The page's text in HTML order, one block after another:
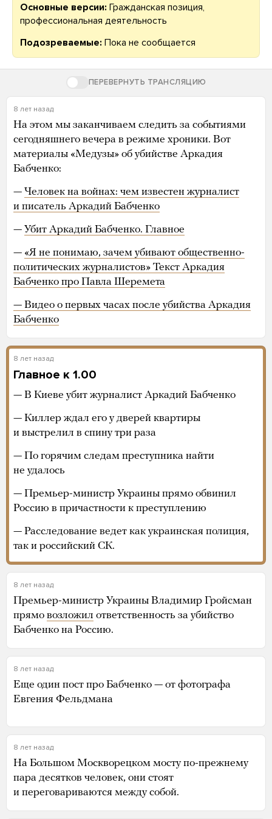
Основные версии: Гражданская позиция,
профессиональная деятельность
Подозреваемые: Пока не сообщается
ПЕРЕВЕРНУТЬ ТРАНСЛЯЦИЮ
8 лет назад
На этом мы заканчиваем следить за событиями
сегодняшнего вечера в режиме хроники. Вот
материалы «Медузы» об убийстве Аркадия
Бабченко:
— Человек на войнах: чем известен журналист
и писатель Аркадий Бабченко
— Убит Аркадий Бабченко. Главное
— «Я не понимаю, зачем убивают общественно-
политических журналистов» Текст Аркадия
Бабченко про Павла Шеремета
— Видео о первых часах после убийства Аркадия
Бабченко
8 лет назад
Главное к 1.00
— В Киеве убит журналист Аркадий Бабченко
— Киллер ждал его у дверей квартиры
и выстрелил в спину три раза
— По горячим следам преступника найти
не удалось
— Премьер-министр Украины прямо обвинил
Россию в причастности к преступлению
— Расследование ведет как украинская полиция,
так и российский СК.
8 лет назад
Премьер-министр Украины Владимир Гройсман
прямо возложил ответственность за убийство
Бабченко на Россию.
8 лет назад
Еще один пост про Бабченко — от фотографа
Евгения Фельдмана
8 лет назад
На Большом Москворецком мосту по-прежнему
пара десятков человек, они стоят
и переговариваются между собой.